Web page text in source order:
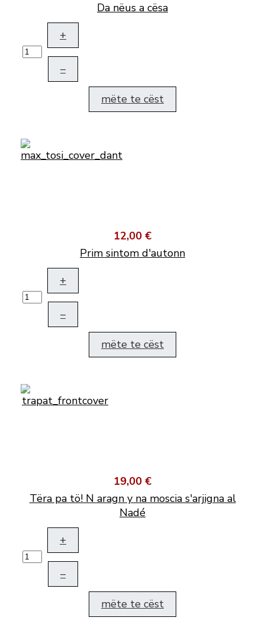
Da nëus a cësa
+
–
mëte te cëst
12,00 €
Prim sintom d'autonn
+
–
mëte te cëst
19,00 €
Tëra pa tö! N aragn y na moscia s'arjigna al
Nadé
+
–
mëte te cëst